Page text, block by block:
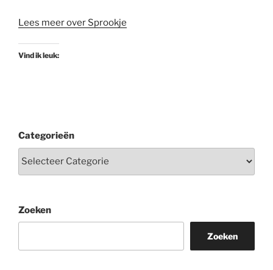
Lees meer over Sprookje
Vind ik leuk:
Categorieën
Zoeken
Zoeken